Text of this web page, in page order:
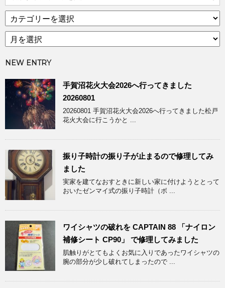
テ
ゴ
リ
ア
ー
イ
ブ
NEW ENTRY
手賀沼花火大会2026へ行ってきました
20260801
20260801 手賀沼花火大会2026へ行ってきました松戸
花火大会に行こうかと ...
振り子時計の振り子が止まるので修理してみ
ました
実家を建てなおすときに新しい家に付けようととって
おいたゼンマイ式の振り子時計（ボ ...
ワイシャツの破れを CAPTAIN 88 「ナイロン
補修シート CP90」 で修理してみました
肌触りがとてもよくお気に入りであったワイシャツの
腕の部分が少し破れてしまったので ...